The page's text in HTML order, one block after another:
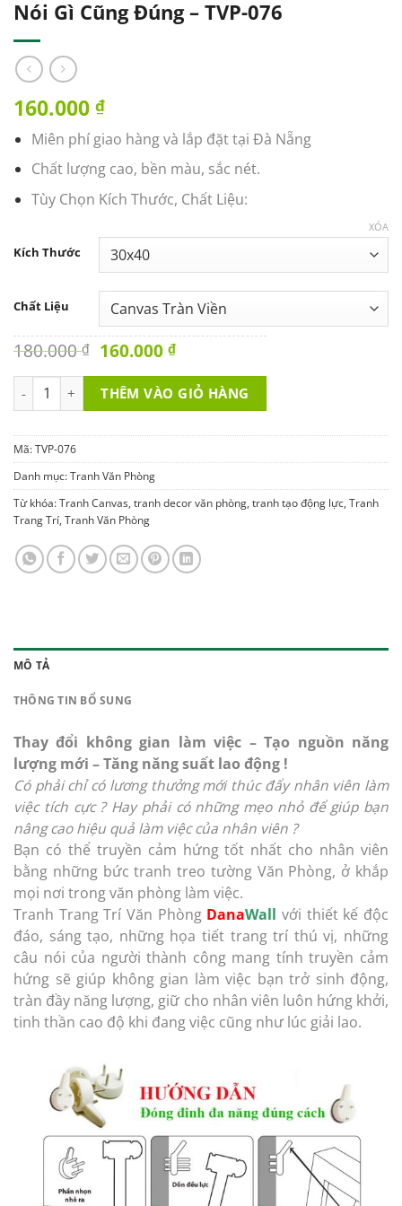
Nói Gì Cũng Đúng – TVP-076
160.000 ₫
Miên phí giao hàng và lắp đặt tại Đà Nẵng
Chất lượng cao, bền màu, sắc nét.
Tùy Chọn Kích Thước, Chất Liệu:
Kích Thước
Chất Liệu
XÓA
180.000₫ Original
was:
180.000 ₫.
160.000 ₫Current
is:
160.000 ₫.
Tranh Văn Phòng - Khi Bạn Giàu Bạn Nói Gì Cũng Đúng - TVP-
THÊM VÀO GIỎ HÀNG
Mã:TVP-076
Danh mục:Tranh Văn Phòng
Từ khóa:Tranh Canvas, tranh decor văn phòng, tranh tạo động lực, Tranh
Trang Trí, Tranh Văn Phòng
MÔ TẢ
THÔNG TIN BỔ SUNG
Thay đổi không gian làm việc – Tạo nguồn năng
lượng mới – Tăng năng suất lao động !
Có phải chỉ có lương thưởng mới thúc đẩy nhân viên làm
việc tích cực ? Hay phải có những mẹo nhỏ để giúp bạn
nâng cao hiệu quả làm việc của nhân viên ?
Bạn có thể truyền cảm hứng tốt nhất cho nhân viên
bằng những bức tranh treo tường Văn Phòng, ở khắp
mọi nơi trong văn phòng làm việc.
Tranh Trang Trí Văn Phòng DanaWall với thiết kế độc
đáo, sáng tạo, những họa tiết trang trí thú vị, những
câu nói của người thành công mang tính truyền cảm
hứng sẽ giúp không gian làm việc bạn trở sinh động,
tràn đầy năng lượng, giữ cho nhân viên luôn hứng khởi,
tinh thần cao độ khi đang việc cũng như lúc giải lao.